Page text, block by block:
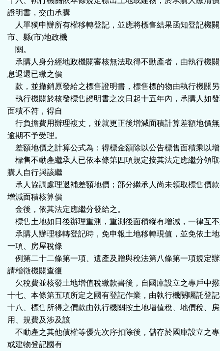
證明書，交由承購
人單獨申辦所有權移轉登記，並應將標售結果函知登記機
市、縣(市)地政機
關。
承購人身分經地政機關審核無法取得不動產者，由執行機
息退還已繳之價
款，並撤銷原發給之標售證明書，標售標的物由執行機關
執行機關於核發標售證明書之次日起十五年內，承購人如
面積不符，得自
行負擔費用辦理複丈，並就更正後增減面積計算差額地價
逾期不予受理。
差額地價之計算公式為：得標金額除以公告標售面積乘以
標售不動產繼承人已依本條第四項規定按其法定應繼分領
購人自行與該繼
承人協調處理退補差額地價；部分繼承人尚未領取標售價
增減面積核算價
金後，依其法定應繼分發給之。
標售土地如日後辦理重測，重測後面積縱有增減，一律互
承購人辦理移轉登記時，免申報土地移轉現值，並免依土
一項、房屋稅條
例第二十二條第一項、遺產及贈與稅法第八條第一項規定
請稽徵機關查復
欠稅費並核發土地增值稅繳款書後，自國庫設立之專戶中
十七、本條第五項所定之國有登記作業，由執行機關囑託登
十八、標售所得之價款由執行機關按土地增值稅、地價稅、
用、規費及涉及該
不動產之其他債權等優先次序扣除後，儲存於國庫設立之
或建物登記國有